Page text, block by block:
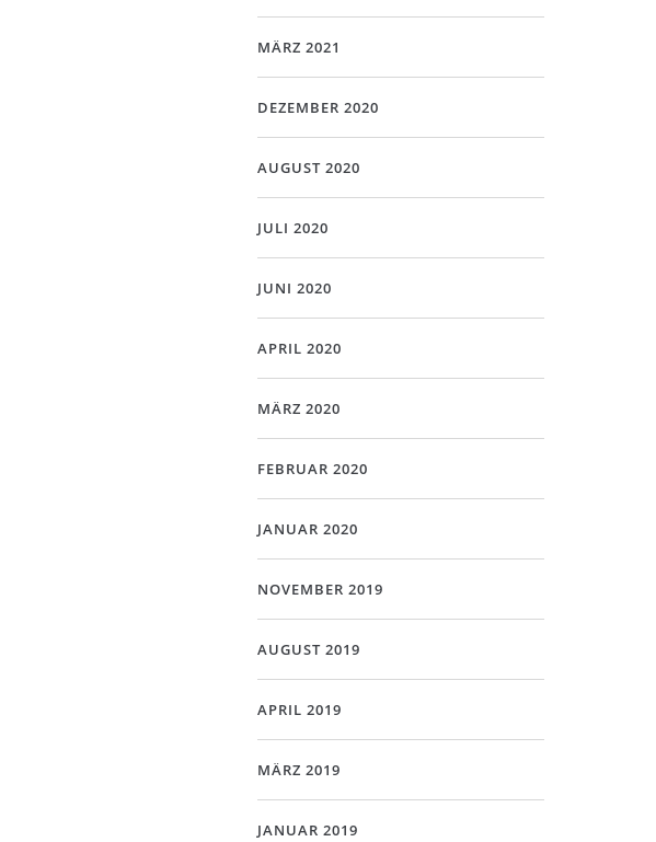
MÄRZ 2021
DEZEMBER 2020
AUGUST 2020
JULI 2020
JUNI 2020
APRIL 2020
MÄRZ 2020
FEBRUAR 2020
JANUAR 2020
NOVEMBER 2019
AUGUST 2019
APRIL 2019
MÄRZ 2019
JANUAR 2019